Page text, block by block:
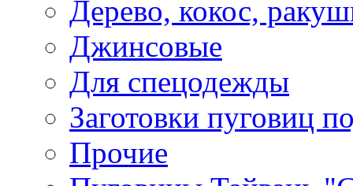
Дерево, кокос,
Джинсовые
Для спецодежды
Заготовки пуговиц
Прочие